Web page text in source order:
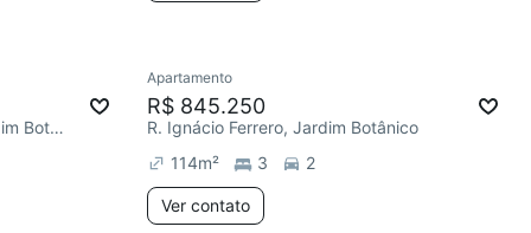
R. Thomaz Nogueira Gaia, Jardim Botânico
Apartamento
R$ 845.250
R. Ignácio Ferrero, Jardim Botânico
114m² 3 2
Ver contato